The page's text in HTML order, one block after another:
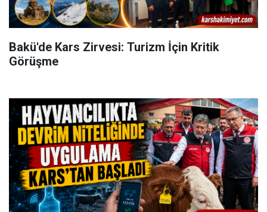
Bakü'de Kars Zirvesi: Turizm İçin Kritik
Görüşme